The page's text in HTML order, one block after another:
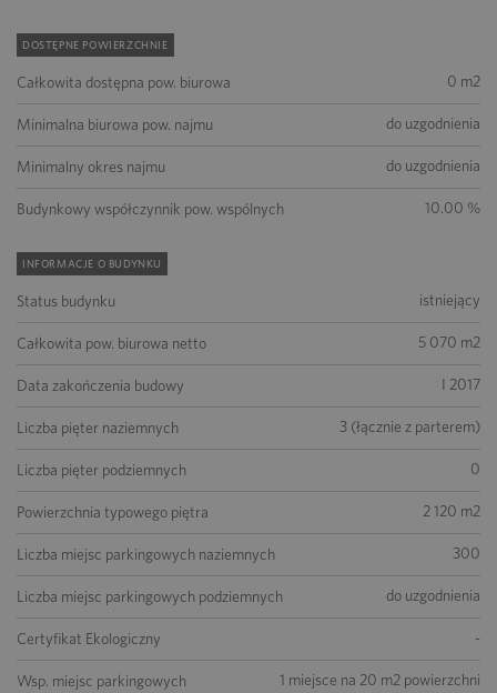
DOSTĘPNE POWIERZCHNIE
Całkowita dostępna pow. biurowa 0 m2
Minimalna biurowa pow. najmu do uzgodnienia
Minimalny okres najmu do uzgodnienia
Budynkowy współczynnik pow. wspólnych 10.00 %
INFORMACJE O BUDYNKU
Status budynku istniejący
Całkowita pow. biurowa netto 5 070 m2
Data zakończenia budowy I 2017
Liczba pięter naziemnych 3 (łącznie z parterem)
Liczba pięter podziemnych 0
Powierzchnia typowego piętra 2 120 m2
Liczba miejsc parkingowych naziemnych 300
Liczba miejsc parkingowych podziemnych do uzgodnienia
Certyfikat Ekologiczny -
Wsp. miejsc parkingowych 1 miejsce na 20 m2 powierzchni